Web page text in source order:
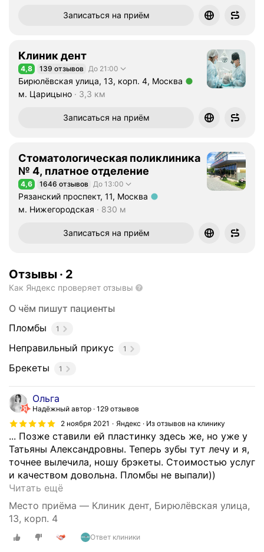
е
м
л
е
е
м
с
п
р
м
н
ъ
ы
х
и
е
с
м
ы
Записаться на приём
Клиник дент
Рейтинг 4,8 из 5
4,8 139 отзывов До 21:00
Бирюлёвская улица, 13, корп. 4, Москва
Метро м. Царицыно Расстояние 3,3 км
м. Царицыно 3,3 км
Записаться на приём
Стоматологическая поликлиника
№ 4, платное отделение
Рейтинг 4,6 из 5
4,6 1646 отзывов До 13:00
Рязанский проспект, 11, Москва
Метро м. Нижегородская Расстояние 830 м
м. Нижегородская 830 м
Записаться на приём
Отзывы · 2
Как Яндекс проверяет отзывы
О чём пишут пациенты
Пломбы
1
Неправильный прикус 1
Брекеты 1
Ольга
Надёжный автор 129 отзывов
2 ноября 2021
Яндекс · Из отзывов на клинику
... Позже ставили ей пластинку здесь же, но уже у
Татьяны Александровны. Теперь зубы тут лечу и я,
точнее вылечила, ношу брэкеты. Стоимостью услуг
и качеством довольна. Пломбы не выпали))
Читать ещёУ
з
н
л
Место приёма — Клиник дент, Бирюлёвская улица,
13, корп. 4
Ответ клиники